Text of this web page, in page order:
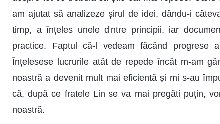
am ajutat să analizeze șirul de idei, dându-i
timp, a înțeles unele dintre principii, iar
practice. Faptul că-l vedeam făcând progrese
Înțelesese lucrurile atât de repede încât m-am
noastră a devenit mult mai eficientă și mi s-au
că, după ce fratele Lin se va mai pregăti puțin,
noastră.